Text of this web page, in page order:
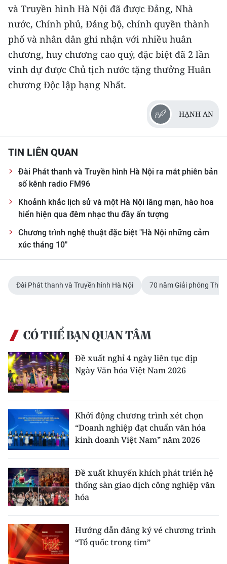
và Truyền hình Hà Nội đã được Đảng, Nhà
nước, Chính phủ, Đảng bộ, chính quyền thành
phố và nhân dân ghi nhận với nhiều huân
chương, huy chương cao quý, đặc biệt đã 2 lần
vinh dự được Chủ tịch nước tặng thưởng Huân
chương Độc lập hạng Nhất.
HẠNH AN
TIN LIÊN QUAN
Đài Phát thanh và Truyền hình Hà Nội ra mắt phiên bản
số kênh radio FM96
Khoảnh khắc lịch sử và một Hà Nội lãng mạn, hào hoa
hiển hiện qua đêm nhạc thu đầy ấn tượng
Chương trình nghệ thuật đặc biệt "Hà Nội những cảm
xúc tháng 10"
Đài Phát thanh và Truyền hình Hà Nội 70 năm Giải phóng Thủ
CÓ THỂ BẠN QUAN TÂM
Đề xuất nghỉ 4 ngày liên tục dịp
Ngày Văn hóa Việt Nam 2026
Khởi động chương trình xét chọn
“Doanh nghiệp đạt chuẩn văn hóa
kinh doanh Việt Nam” năm 2026
Đề xuất khuyến khích phát triển hệ
thống sàn giao dịch công nghiệp văn
hóa
Hướng dẫn đăng ký vé chương trình
“Tổ quốc trong tim”